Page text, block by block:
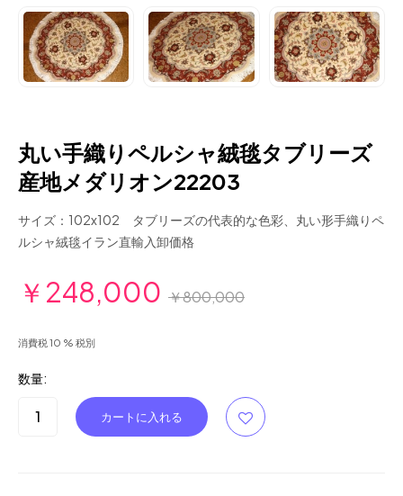
丸い手織りペルシャ絨毯タブリーズ
産地メダリオン22203
サイズ：102x102 タブリーズの代表的な色彩、丸い形手織りペ
ルシャ絨毯イラン直輸入卸価格
￥248,000 ￥800,000
消費税 10 % 税別
数量: